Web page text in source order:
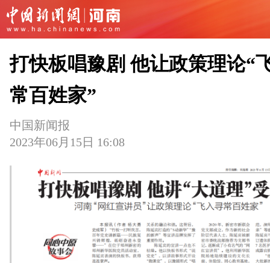
打快板唱豫剧 他让政策理论“
常百姓家”
中国新闻报
2023年06月15日 16:08